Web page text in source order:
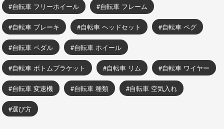
自転車 フリーホイール 自転車 フレーム
自転車 ブレーキ 自転車 ヘッドセット 自転車 ペグ
自転車 ペダル 自転車 ホイール
自転車 ボトムブラケット 自転車 リム 自転車 ワイヤー
自転車 変速機 自転車 種類 自転車 空気入れ
選び方